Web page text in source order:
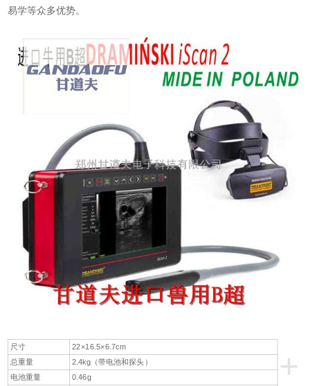
易学等众多优势。
+
尺寸 22×16.5×6.7cm
总重量 2.4kg（带电池和探头）
电池重量 0.46g